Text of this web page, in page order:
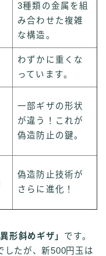
3種類の金属を組
み合わせた複雑
な構造。
わずかに重くな
っています。
一部ギザの形状
が違う！これが
偽造防止の鍵。
偽造防止技術が
さらに進化！
異形斜めギザ」 です。
したが、新500円玉は